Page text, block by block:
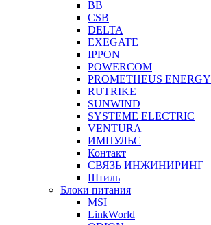
BB
CSB
DELTA
EXEGATE
IPPON
POWERCOM
PROMETHEUS ENERGY
RUTRIKE
SUNWIND
SYSTEME ELECTRIC
VENTURA
ИМПУЛЬС
Контакт
СВЯЗЬ ИНЖИНИРИНГ
Штиль
Блоки питания
MSI
LinkWorld